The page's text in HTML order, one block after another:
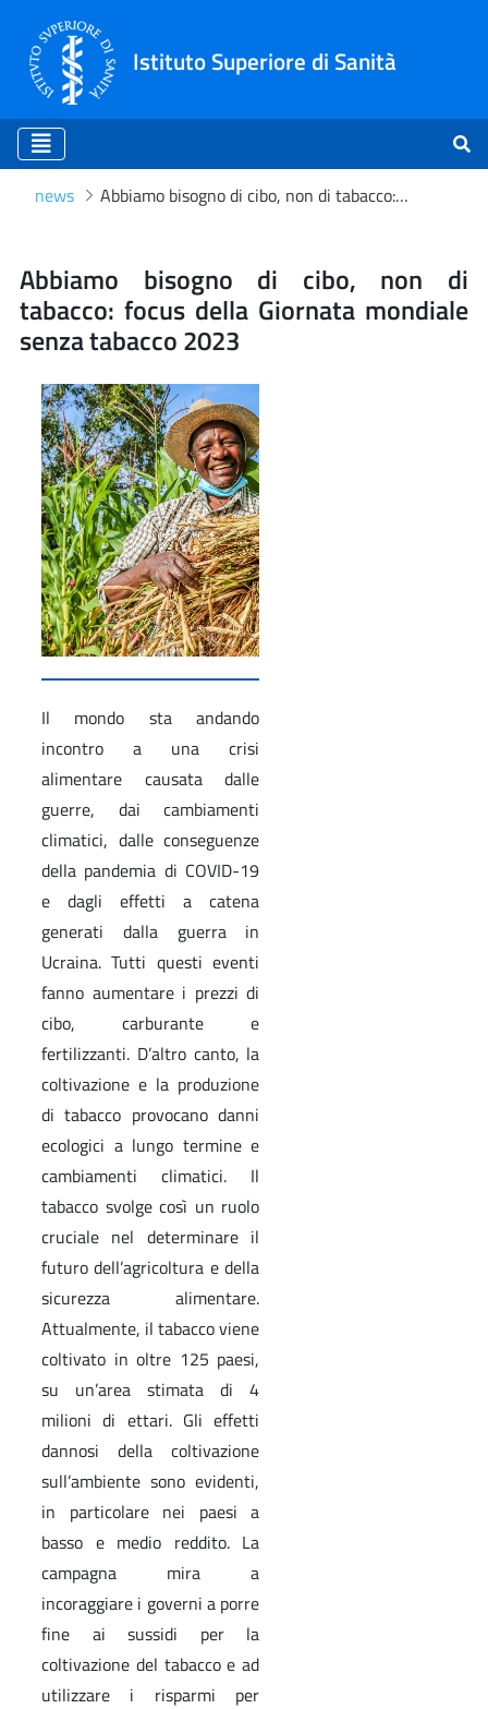
Istituto Superiore di Sanità
news Abbiamo bisogno di cibo, non di tabacco: focus della Giornata mondiale senza tabacco 2023
Abbiamo bisogno di cibo,
Abbiamo bisogno di cibo, non di
tabacco: focus della Giornata mondiale
senza tabacco 2023
Il mondo sta andando
incontro a una crisi
alimentare causata dalle
guerre, dai cambiamenti
climatici, dalle conseguenze
della pandemia di COVID-19
e dagli effetti a catena
generati dalla guerra in
Ucraina. Tutti questi eventi
fanno aumentare i prezzi di
cibo, carburante e
fertilizzanti. D’altro canto, la
coltivazione e la produzione
di tabacco provocano danni
ecologici a lungo termine e
cambiamenti climatici. Il
tabacco svolge così un ruolo
cruciale nel determinare il
futuro dell’agricoltura e della
sicurezza alimentare.
Attualmente, il tabacco viene
coltivato in oltre 125 paesi,
su un’area stimata di 4
milioni di ettari. Gli effetti
dannosi della coltivazione
sull’ambiente sono evidenti,
in particolare nei paesi a
basso e medio reddito. La
campagna mira a
incoraggiare i governi a porre
fine ai sussidi per la
coltivazione del tabacco e ad
utilizzare i risparmi per